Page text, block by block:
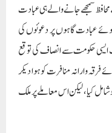
سمجھے جانے والے ہی عبادت
کرتے ہوئے عبادت گاہوں پر دعوئوں کی
حکومت سے انصاف کی توقع
فرقہ وارانہ منافرت کو ہوا دیکر
شامل کیا، لیکن اس معاملے پر ملک